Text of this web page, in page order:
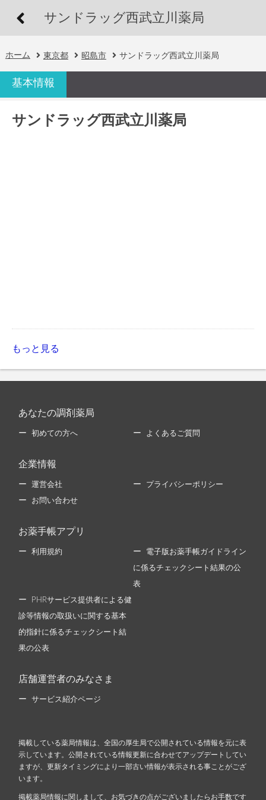
サンドラッグ西武立川薬局
ホーム 東京都 昭島市 サンドラッグ西武立川薬局
基本情報
サンドラッグ西武立川薬局
もっと見る
あなたの調剤薬局
初めての方へ よくあるご質問
企業情報
運営会社 プライバシーポリシー
お問い合わせ
お薬手帳アプリ
利用規約 電子版お薬手帳ガイドライン
に係るチェックシート結果の公
表
PHRサービス提供者による健
診等情報の取扱いに関する基本
的指針に係るチェックシート結
果の公表
店舗運営者のみなさま
サービス紹介ページ
掲載している薬局情報は、全国の厚生局で公開されている情報を元に表
示しています。公開されている情報更新に合わせてアップデートしてい
ますが、更新タイミングにより一部古い情報が表示される事ことがござ
います。
掲載薬局情報に関しまして、お気づきの点がございましたらお手数です